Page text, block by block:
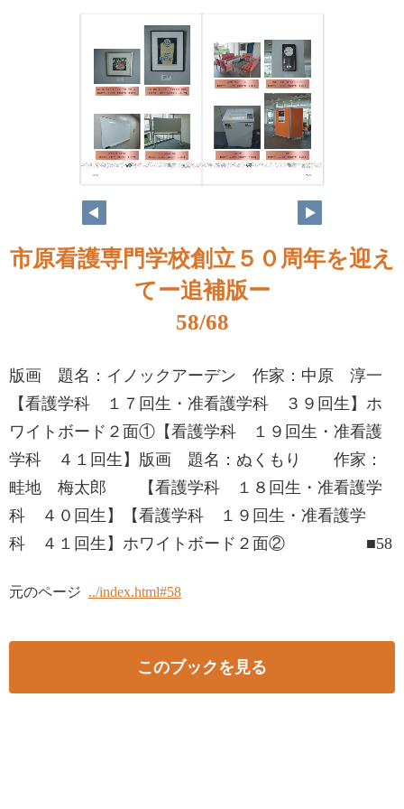
市原看護専門学校創立５０周年を迎え
てー追補版ー
58/68
版画 題名：イノックアーデン 作家：中原 淳一
【看護学科 １７回生・准看護学科 ３９回生】ホ
ワイトボード２面①【看護学科 １９回生・准看護
学科 ４１回生】版画 題名：ぬくもり 作家：
畦地 梅太郎 【看護学科 １８回生・准看護学
科 ４０回生】【看護学科 １９回生・准看護学
科 ４１回生】ホワイトボード２面② ■58
元のページ ../index.html#58
このブックを見る